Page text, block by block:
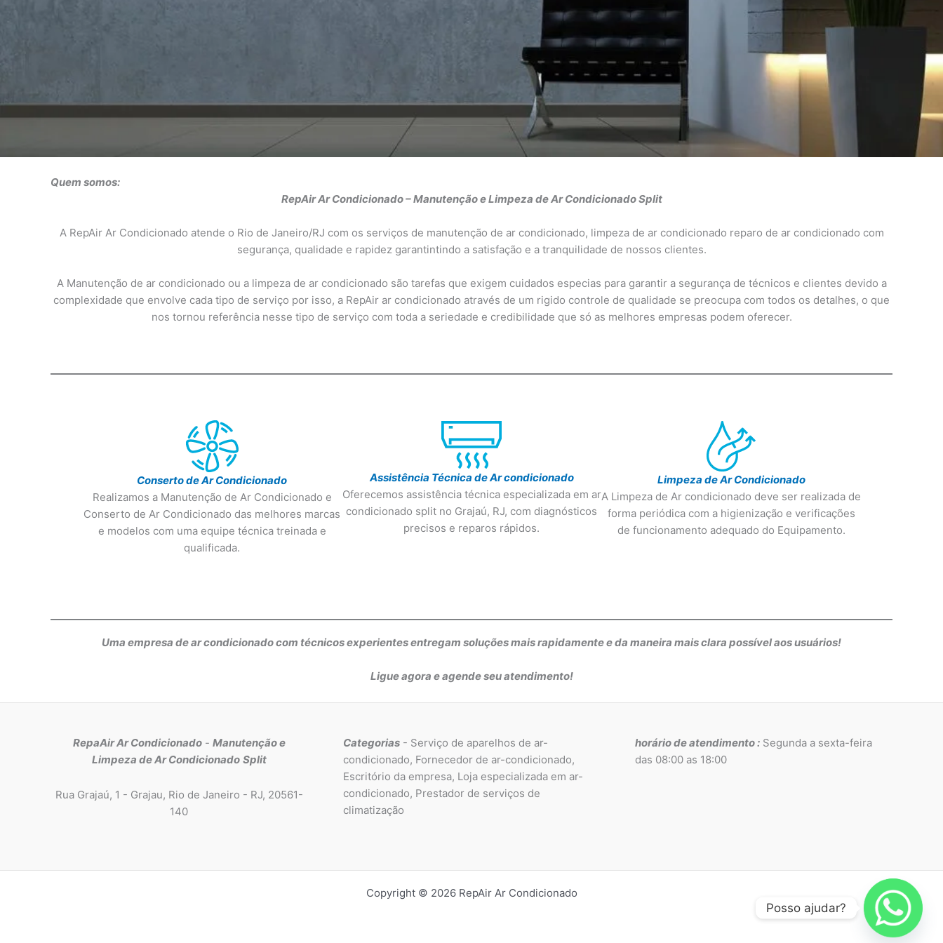
Quem somos:
RepAir Ar Condicionado – Manutenção e Limpeza de Ar Condicionado Split
A RepAir Ar Condicionado atende o Rio de Janeiro/RJ com os serviços de manutenção de ar condicionado, limpeza de ar condicionado reparo de ar condicionado com
segurança, qualidade e rapidez garantintindo a satisfação e a tranquilidade de nossos clientes.
A Manutenção de ar condicionado ou a limpeza de ar condicionado são tarefas que exigem cuidados especias para garantir a segurança de técnicos e clientes devido a
complexidade que envolve cada tipo de serviço por isso, a RepAir ar condicionado através de um rigido controle de qualidade se preocupa com todos os detalhes, o que
nos tornou referência nesse tipo de serviço com toda a seriedade e credibilidade que só as melhores empresas podem oferecer.
Conserto de Ar Condicionado
Realizamos a Manutenção de Ar Condicionado e
Conserto de Ar Condicionado das melhores marcas
e modelos com uma equipe técnica treinada e
qualificada.
Assistência Técnica de Ar condicionado
Oferecemos assistência técnica especializada em ar
condicionado split no Grajaú, RJ, com diagnósticos
precisos e reparos rápidos.
Limpeza de Ar Condicionado
A Limpeza de Ar condicionado deve ser realizada de
forma periódica com a higienização e verificações
de funcionamento adequado do Equipamento.
Uma empresa de ar condicionado com técnicos experientes entregam soluções mais rapidamente e da maneira mais clara possível aos usuários!
Ligue agora e agende seu atendimento!
RepaAir Ar Condicionado- Manutenção e
Limpeza de Ar Condicionado Split
Rua Grajaú, 1 - Grajau, Rio de Janeiro - RJ, 20561-
140
Categorias- Serviço de aparelhos de ar-
condicionado, Fornecedor de ar-condicionado,
Escritório da empresa, Loja especializada em ar-
condicionado, Prestador de serviços de
climatização
horário de atendimento : Segunda a sexta-feira
das 08:00 as 18:00
Copyright © 2026 RepAir Ar Condicionado
Posso ajudar?